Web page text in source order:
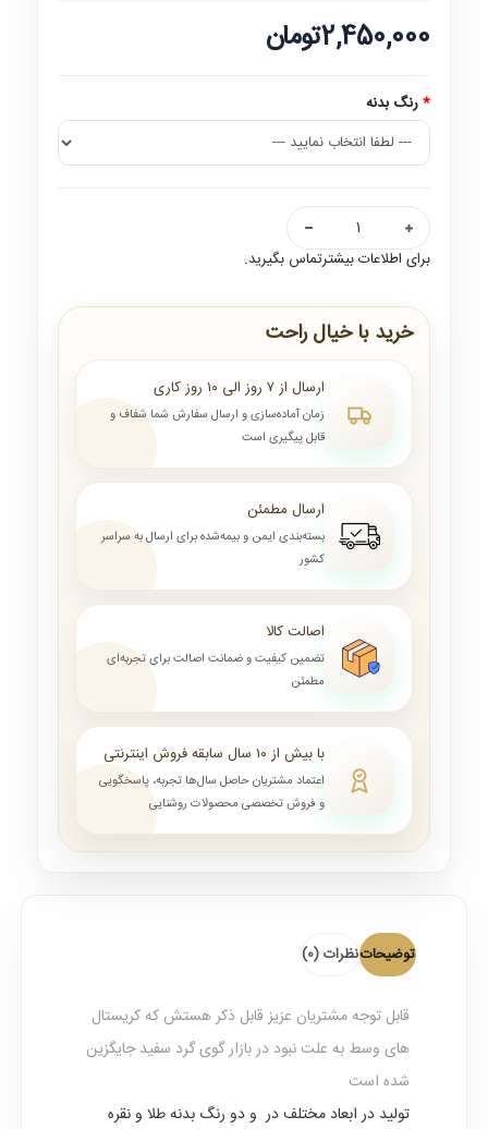
2,450,000تومان
رنگ بدنه
برای اطلاعات بیشترتماس بگیرید.
خرید با خیال راحت
ارسال از ۷ روز الی ۱۰ روز کاری
زمان آماده‌سازی و ارسال سفارش شما شفاف و
قابل پیگیری است
ارسال مطمئن
بسته‌بندی ایمن و بیمه‌شده برای ارسال به سراسر
کشور
اصالت کالا
تضمین کیفیت و ضمانت اصالت برای تجربه‌ای
مطمئن
با بیش از ۱۰ سال سابقه فروش اینترنتی
اعتماد مشتریان حاصل سال‌ها تجربه، پاسخگویی
و فروش تخصصی محصولات روشنایی
توضیحاتنظرات (0)
قابل توجه مشتریان عزیز قابل ذکر هستش که کریستال
های وسط به علت نبود در بازار گوی گرد سفید جایگزین
شده است
تولید در ابعاد مختلف در و دو رنگ بدنه طلا و نقره